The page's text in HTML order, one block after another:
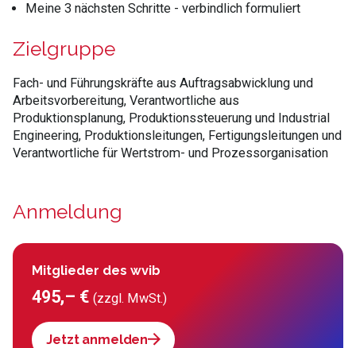
Meine 3 nächsten Schritte - verbindlich formuliert
Zielgruppe
Fach- und Führungskräfte aus Auftragsabwicklung und
Arbeitsvorbereitung, Verantwortliche aus
Produktionsplanung, Produktionssteuerung und Industrial
Engineering, Produktionsleitungen, Fertigungsleitungen und
Verantwortliche für Wertstrom- und Prozessorganisation
Anmeldung
Mitglieder des wvib
495,– €(zzgl. MwSt.)
Jetzt anmelden